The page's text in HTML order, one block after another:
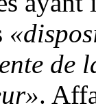
de
.